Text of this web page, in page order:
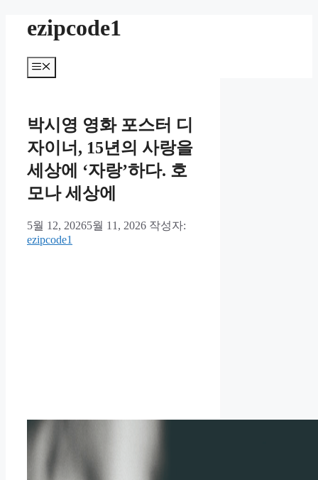
ezipcode1
메
뉴
박시영 영화 포스터 디
자이너, 15년의 사랑을
세상에 ‘자랑’하다. 호
모나 세상에
5월 12, 20265월 11, 2026 작성자:
ezipcode1